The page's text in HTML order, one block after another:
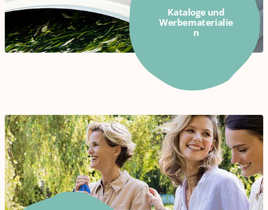
Kataloge und
Werbematerialie
n